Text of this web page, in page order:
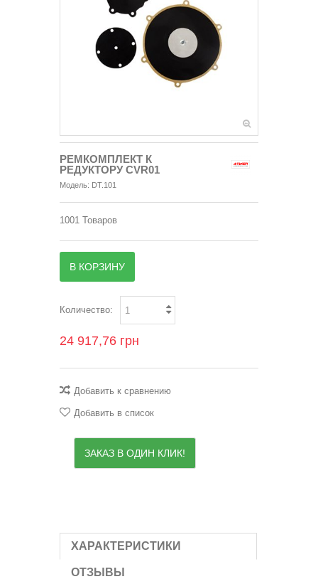
РЕМКОМПЛЕКТ К
РЕДУКТОРУ CVR01
Модель: DT.101
1001 Товаров
В КОРЗИНУ
Количество:
24 917,76 грн
Добавить к сравнению
Добавить в список
ЗАКАЗ В ОДИН КЛИК!
ХАРАКТЕРИСТИКИ
ОТЗЫВЫ